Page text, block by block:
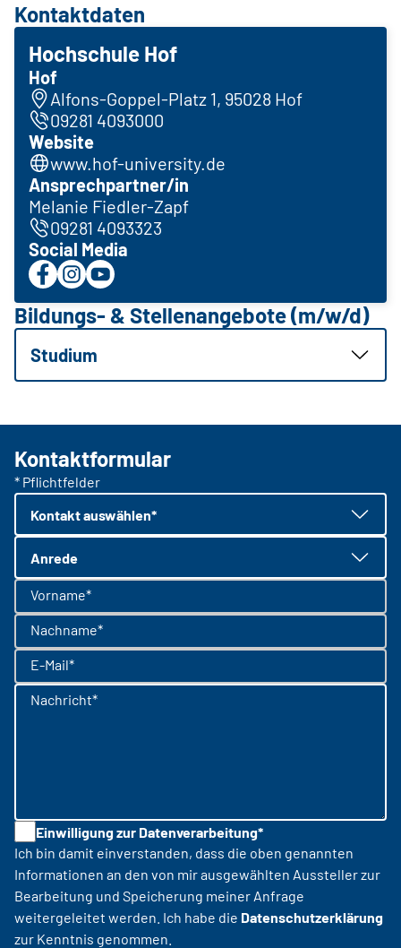
Kontaktdaten
Hochschule Hof
Hof
Alfons-Goppel-Platz 1, 95028 Hof
09281 4093000
Website
www.hof-university.de
Ansprechpartner/in
Melanie Fiedler-Zapf
09281 4093323
Social Media
Bildungs- & Stellenangebote (m/w/d)
Studium
Kontaktformular
* Pflichtfelder
Kontakt auswählen*
Anrede
Vorname*
Nachname*
E-Mail*
Nachricht*
Einwilligung zur Datenverarbeitung*
Ich bin damit einverstanden, dass die oben genannten
Informationen an den von mir ausgewählten Aussteller zur
Bearbeitung und Speicherung meiner Anfrage
weitergeleitet werden. Ich habe die Datenschutzerklärung
zur Kenntnis genommen.